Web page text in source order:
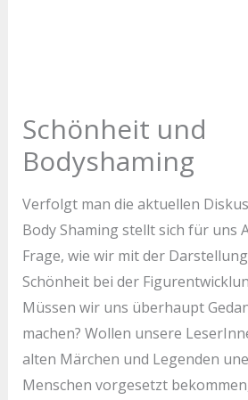
Schönheit und
Bodyshaming
Verfolgt man die aktuellen
Body Shaming stellt sich für uns
Frage, wie wir mit der
Schönheit bei der
Müssen wir uns überhaupt
machen? Wollen unsere
alten Märchen und Legenden
Menschen vorgesetzt